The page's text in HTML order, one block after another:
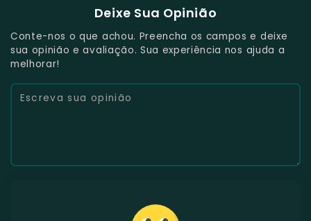
Deixe Sua Opinião
Conte-nos o que achou. Preencha os campos e deixe
sua opinião e avaliação. Sua experiência nos ajuda a
melhorar!